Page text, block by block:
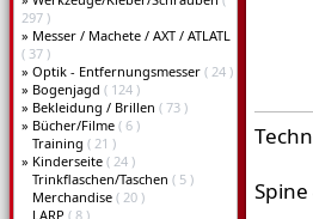
297 )
» Messer / Machete / AXT / ATLATL
( 37 )
» Optik - Entfernungsmesser ( 24 )
» Bogenjagd ( 124 )
» Bekleidung / Brillen ( 73 )
» Bücher/Filme ( 6 )
Training ( 21 )
» Kinderseite ( 24 )
Trinkflaschen/Taschen ( 5 )
Merchandise ( 20 )
LARP ( 8 )
Spine